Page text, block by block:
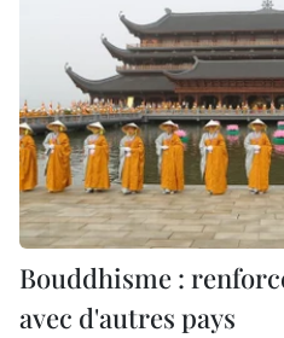
Bouddhisme :
avec d'autres pays